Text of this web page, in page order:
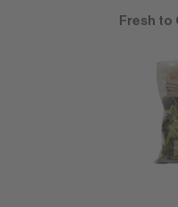
Fresh to